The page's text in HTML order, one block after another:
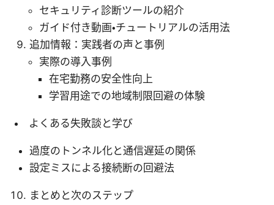
セキュリティ診断ツールの紹介
ガイド付き動画・チュートリアルの活用法
追加情報：実践者の声と事例
実際の導入事例
在宅勤務の安全性向上
学習用途での地域制限回避の体験
よくある失敗談と学び
過度のトンネル化と通信遅延の関係
設定ミスによる接続断の回避法
まとめと次のステップ